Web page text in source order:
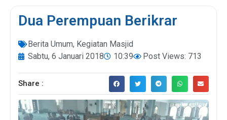
Dua Perempuan Berikrar
Berita Umum, Kegiatan Masjid
Sabtu, 6 Januari 2018
10:39 Post Views: 713
Share :